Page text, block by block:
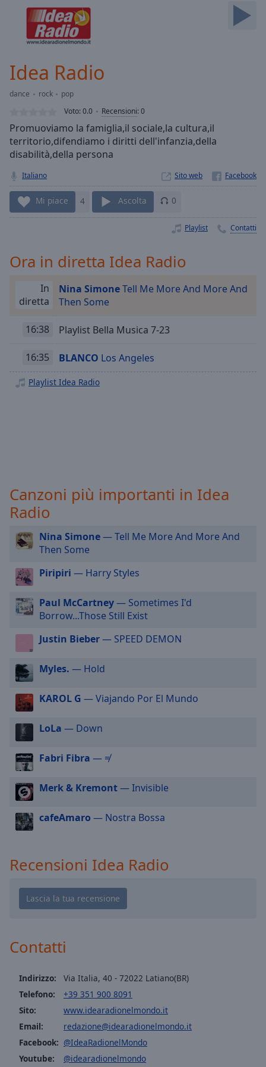
Forward
Current
Loaded :
Stream
TypeLIVE
Seek to
currently
behind
liveLIVE
Remaining
Time-
Playback
Chapters
off,
settings
dialog
subtitles
off
selected
Audio
Track
Picture-
in-
Picture
modal
window.
Beginning
dialog
window.
cancel
and
close
Background
Color
Opacity
Caption
Idea Radio
dance rock
pop
Voto:0.0 Recensioni:0
Promuoviamo la famiglia,il sociale,la cultura,il
territorio,difendiamo i diritti dell'infanzia,della
disabilità,della persona
Italiano Sito web
Mi piace 4 Ascolta 0
Playlist Contatti
Ora in diretta Idea Radio
In
diretta
Nina SimoneTell Me More And More And
Then Some
16:38 Playlist Bella Musica 7-23
16:35 BLANCO Los Angeles
Playlist Idea Radio
Canzoni più importanti in Idea
Radio
Nina Simone— Tell Me More And More And
Then Some
Piripiri — Harry Styles
Paul McCartney— Sometimes I'd
Borrow...Those Still Exist
Justin Bieber— SPEED DEMON
Myles. — Hold
KAROL G — Viajando Por El Mundo
LoLa — Down
Fabri Fibra — ≠
Merk & Kremont— Invisible
cafeAmaro — Nostra Bossa
Recensioni Idea Radio
Contatti
Indirizzo:
Via Italia, 40 - 72022 Latiano(BR)
Telefono:
+39 351 900 8091
Sito:
www.idearadionelmondo.it
Email:
redazione@idearadionelmondo.it
Facebook: @IdeaRadionelMondo
Youtube:
@idearadionelmondo